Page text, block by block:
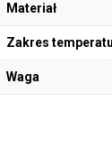
Materiał
Zakres
Waga